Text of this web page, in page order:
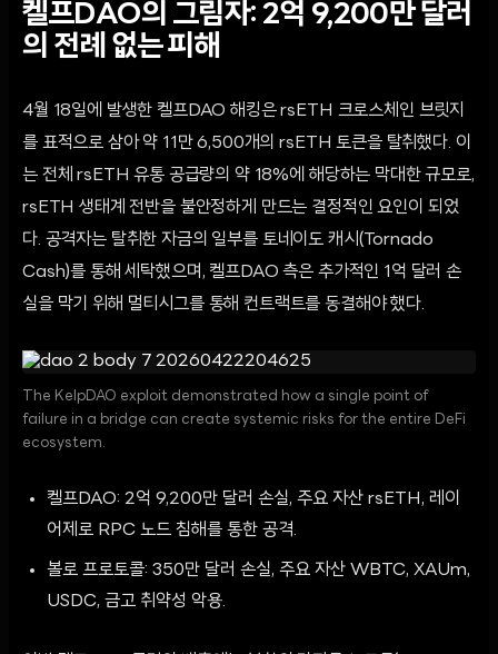
켈프DAO의 그림자: 2억 9,200만 달러
의 전례 없는 피해
4월 18일에 발생한 켈프DAO 해킹은 rsETH 크로스체인 브릿지
를 표적으로 삼아 약 11만 6,500개의 rsETH 토큰을 탈취했다. 이
는 전체 rsETH 유통 공급량의 약 18%에 해당하는 막대한 규모로,
rsETH 생태계 전반을 불안정하게 만드는 결정적인 요인이 되었
다. 공격자는 탈취한 자금의 일부를 토네이도 캐시(Tornado
Cash)를 통해 세탁했으며, 켈프DAO 측은 추가적인 1억 달러 손
실을 막기 위해 멀티시그를 통해 컨트랙트를 동결해야 했다.
The KelpDAO exploit demonstrated how a single point of
failure in a bridge can create systemic risks for the entire DeFi
ecosystem.
켈프DAO: 2억 9,200만 달러 손실, 주요 자산 rsETH, 레이
어제로 RPC 노드 침해를 통한 공격.
볼로 프로토콜: 350만 달러 손실, 주요 자산 WBTC, XAUm,
USDC, 금고 취약성 악용.